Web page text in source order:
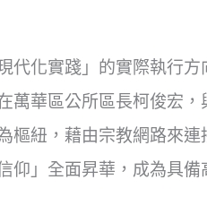
代化實踐」的實際執行
萬華區公所區長柯俊宏
樞紐，藉由宗教網路來
仰」全面昇華，成為具